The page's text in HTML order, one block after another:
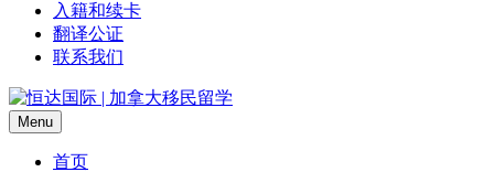
入籍和续卡
翻译公证
联系我们
Menu
首页